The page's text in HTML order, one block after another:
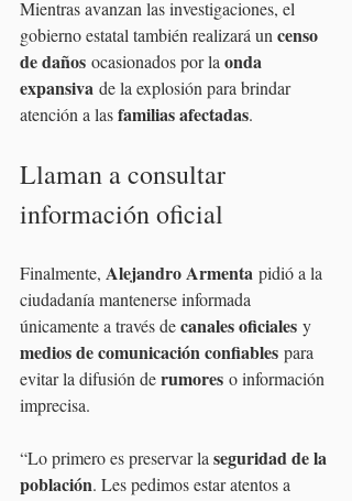
Mientras avanzan las investigaciones, el
gobierno estatal también realizará un censo
de daños ocasionados por la onda
expansiva de la explosión para brindar
atención a las familias afectadas.
Llaman a consultar
información oficial
Finalmente, Alejandro Armenta pidió a la
ciudadanía mantenerse informada
únicamente a través de canales oficiales y
medios de comunicación confiables para
evitar la difusión de rumores o información
imprecisa.
“Lo primero es preservar la seguridad de la
población. Les pedimos estar atentos a